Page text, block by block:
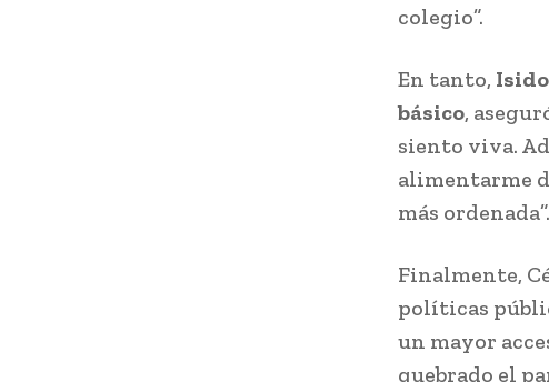
colegio”.
En tanto,
básico,
siento viva.
alimentarme
más ordenada”.
Finalmente,
políticas
un mayor
quebrado el